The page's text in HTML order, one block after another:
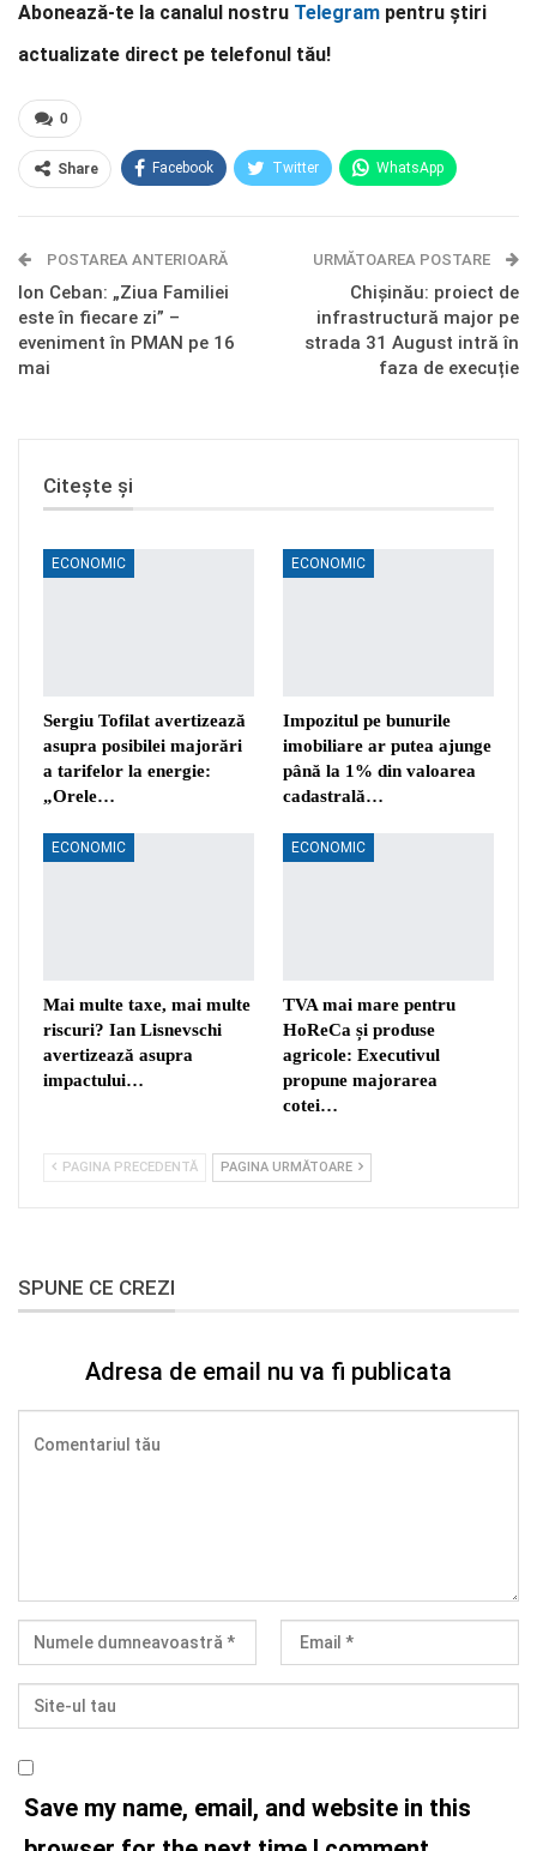
Abonează-te la canalul nostru Telegram pentru știri
actualizate direct pe telefonul tău!
0
Share Facebook Twitter WhatsApp
Telegram OK.ru
POSTAREA ANTERIOARĂ
Ion Ceban: „Ziua Familiei
este în fiecare zi” –
eveniment în PMAN pe 16
mai
URMĂTOAREA POSTARE
Chișinău: proiect de
infrastructură major pe
strada 31 August intră în
faza de execuție
Citește și
ECONOMIC
Sergiu Tofilat avertizează
asupra posibilei majorări
a tarifelor la energie:
„Orele…
ECONOMIC
Impozitul pe bunurile
imobiliare ar putea ajunge
până la 1% din valoarea
cadastrală…
ECONOMIC
Mai multe taxe, mai multe
riscuri? Ian Lisnevschi
avertizează asupra
impactului…
ECONOMIC
TVA mai mare pentru
HoReCa și produse
agricole: Executivul
propune majorarea
cotei…
PAGINA PRECEDENTĂ PAGINA URMĂTOARE
SPUNE CE CREZI
Adresa de email nu va fi publicata
Save my name, email, and website in this